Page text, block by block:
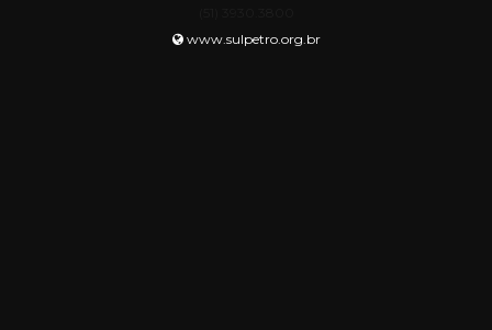
www.sulpetro.org.br